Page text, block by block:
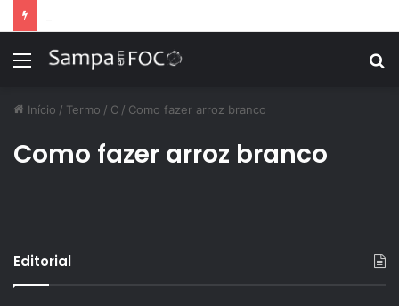
Menu
Início / Termo / C / Como fazer arroz branco
Como fazer arroz branco
Editorial